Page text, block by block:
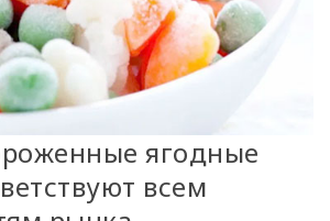
ягодные
всем